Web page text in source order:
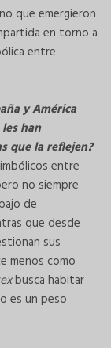
que emergieron
en torno a
entre
y América
han
que la reflejen?
entre
no siempre
de
que desde
sus
menos como
busca habitar
es un peso